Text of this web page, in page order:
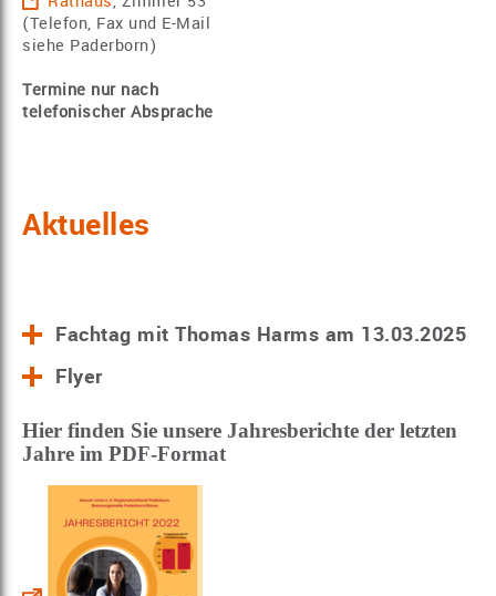
(Telefon, Fax und E-Mail
siehe Paderborn)
Termine nur nach
telefonischer Absprache
Aktuelles
Fachtag mit Thomas Harms am 13.03.2025
Flyer
Hier finden Sie unsere Jahresberichte der letzten
Jahre im PDF-Format